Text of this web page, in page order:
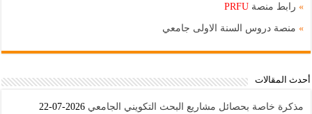
» رابط منصةPRFU
» منصة دروس السنة الاولى جامعي
أحدث المقالات
مذكرة خاصة بحصائل مشاريع البحث التكويني الجامعي 2026-07-22